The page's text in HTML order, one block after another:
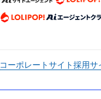
コーポレートサイト採用サ